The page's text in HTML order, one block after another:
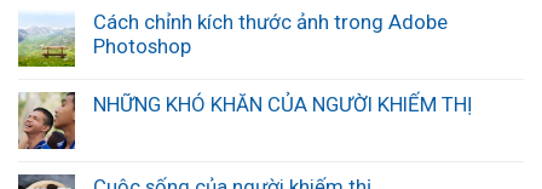
Cách chỉnh kích thước ảnh trong Adobe
Photoshop
NHỮNG KHÓ KHĂN CỦA NGƯỜI KHIẾM THỊ